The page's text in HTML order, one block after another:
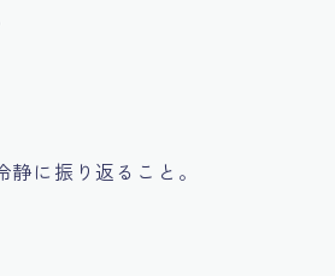
に振り返ること。